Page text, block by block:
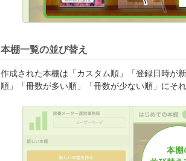
本棚一覧の並び替え
作成された本棚は「カスタム順」「登録日時が
順」「冊数が多い順」「冊数が少ない順」にそ